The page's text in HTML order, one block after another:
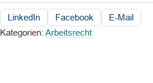
LinkedIn Facebook
E-Mail
Kategorien: Arbeitsrecht